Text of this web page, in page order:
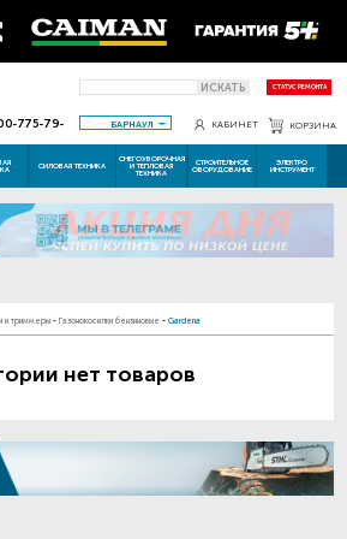
ИСКАТЬ СТАТУС РЕМОНТА
775-79-
БАРНАУЛ КАБИНЕТ КОРЗИНА
СИЛОВАЯ ТЕХНИКА
СНЕГОУБОРОЧНАЯ
И ТЕПЛОВАЯ
ТЕХНИКА
СТРОИТЕЛЬНОЕ
ОБОРУДОВАНИЕ
ЭЛЕКТРО
ИНСТРУМЕНТ
и триммеры - Газонокосилки бензиновые - Gardena
нет товаров